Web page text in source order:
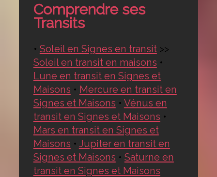
Comprendre ses
Transits
• Soleil en Signes en transit>>
Soleil en transit en maisons •
Lune en transit en Signes et
Maisons • Mercure en transit en
Signes et Maisons • Vénus en
transit en Signes et Maisons •
Mars en transit en Signes et
Maisons • Jupiter en transit en
Signes et Maisons • Saturne en
transit en Signes et Maisons